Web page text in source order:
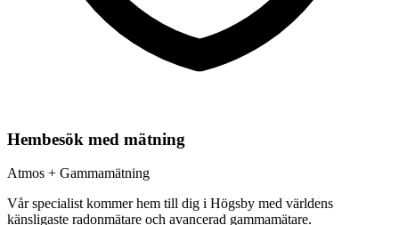
Hembesök med mätning
Atmos + Gammamätning
Vår specialist kommer hem till dig i Högsby med världens
känsligaste radonmätare och avancerad gammamätare.